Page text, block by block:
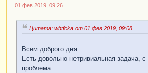
01 фев 2019, 09:26
Цитата: whtfcka от 01 фев 2019, 09:08
Всем доброго дня.
Есть довольно нетривиальная задача, с
проблема.